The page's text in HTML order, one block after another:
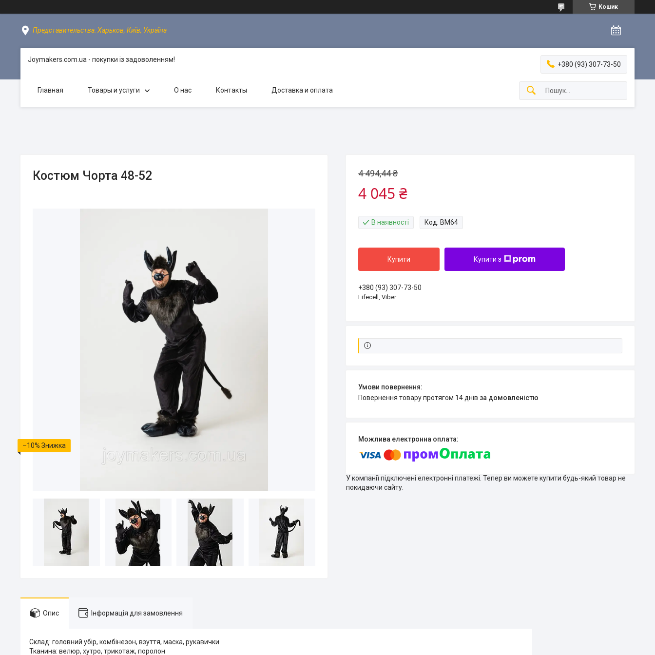
Кошик
Представительства: Харьков, Київ, Україна
Joymakers.com.ua - покупки із задоволенням!
+380 (93) 307-73-50
Главная Товары и услуги О нас Контакты Доставка и оплата
Костюм Чорта 48-52
–10%
4 494,44 ₴
4 045 ₴
В наявності Код: ВМ64
Купити Купити з
+380 (93) 307-73-50
Lifecell, Viber
повернення товару протягом 14 днів за домовленістю
У компанії підключені електронні платежі. Тепер ви можете купити будь-який товар не
покидаючи сайту.
Опис Інформація для замовлення
Склад: головний убір, комбінезон, взуття, маска, рукавички
Тканина: велюр, хутро, трикотаж, поролон